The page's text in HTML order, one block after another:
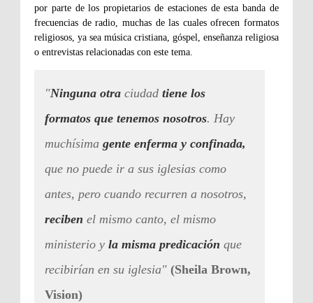
por parte de los propietarios de estaciones de esta banda de
frecuencias de radio, muchas de las cuales ofrecen formatos
religiosos, ya sea música cristiana, góspel, enseñanza religiosa
o entrevistas relacionadas con este tema.
"Ninguna otra ciudad tiene los
formatos que tenemos nosotros. Hay
muchísima gente enferma y confinada,
que no puede ir a sus iglesias como
antes, pero cuando recurren a nosotros,
reciben el mismo canto, el mismo
ministerio y la misma predicación que
recibirían en su iglesia" (Sheila Brown,
Vision)